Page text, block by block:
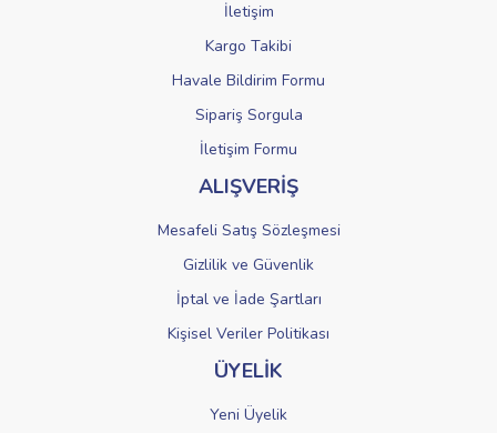
Gönder
İletişim
Kargo Takibi
Havale Bildirim Formu
Sipariş Sorgula
İletişim Formu
ALIŞVERİŞ
Mesafeli Satış Sözleşmesi
Gizlilik ve Güvenlik
İptal ve İade Şartları
Kişisel Veriler Politikası
ÜYELİK
Yeni Üyelik